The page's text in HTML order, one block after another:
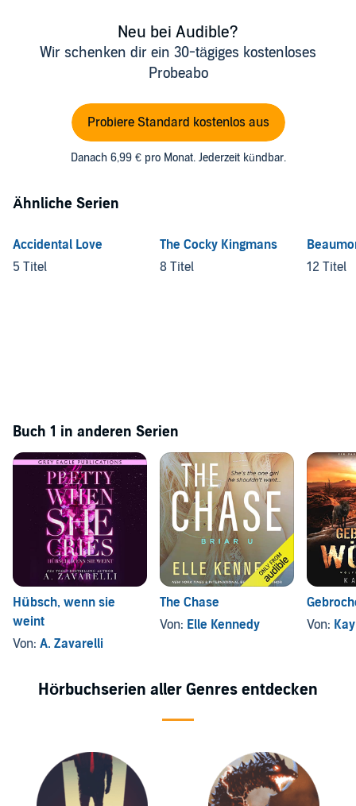
Neu bei Audible?
Wir schenken dir ein 30-tägiges kostenloses
Probeabo
Probiere Standard kostenlos aus
Danach 6,99 € pro Monat. Jederzeit kündbar.
Ähnliche Serien
Accidental Love
5 Titel
The Cocky Kingmans
8 Titel
12 Titel
Buch 1 in anderen Serien
Hübsch, wenn sie
weint
Von: A. Zavarelli
The Chase
Von: Elle Kennedy
Von:
Hörbuchserien aller Genres entdecken